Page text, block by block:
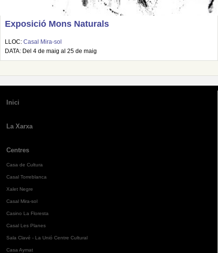
Exposició Mons Naturals
LLOC: Casal Mira-sol
DATA: Del 4 de maig al 25 de maig
Inici
La Xarxa
Centres
Casa de Cultura
Casal Torreblanca
Xalet Negre
Casal Mira-sol
Casino La Floresta
Casal Les Planes
Sala Clavé - La Unió Centre Cultural
Casa Aymat